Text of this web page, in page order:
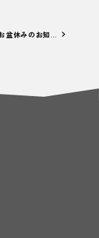
盆休みのお知…